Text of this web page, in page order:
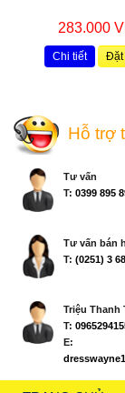
283.000
Chi tiết Đặt
Hỗ trợ
Tư vấn
T: 0399 895
Tư vấn bán
T: (0251) 3
Triệu Thanh
T:
E: